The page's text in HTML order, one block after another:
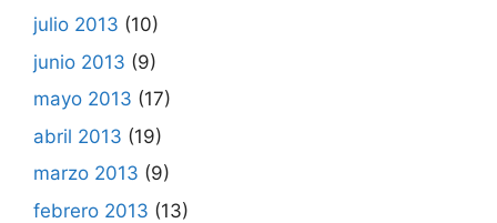
julio 2013 (10)
junio 2013 (9)
mayo 2013 (17)
abril 2013 (19)
marzo 2013 (9)
febrero 2013 (13)